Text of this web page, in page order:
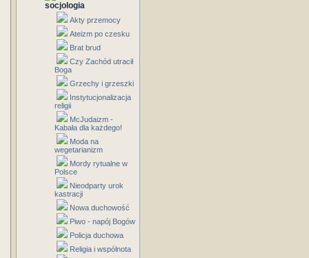
socjologia
Akty przemocy
Ateizm po czesku
Brat brud
Czy Zachód utracił
Boga
Grzechy i grzeszki
Instytucjonalizacja
religii
McJudaizm -
Kabała dla każdego!
Moda na
wegetarianizm
Mordy rytualne w
Polsce
Nieodparty urok
kastracji
Nowa duchowość
Piwo - napój Bogów
Policja duchowa
Religia i wspólnota